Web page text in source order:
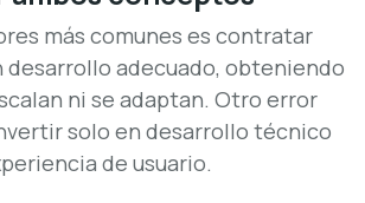
más comunes es contratar
desarrollo adecuado, obteniendo
ni se adaptan. Otro error
solo en desarrollo técnico
de usuario.